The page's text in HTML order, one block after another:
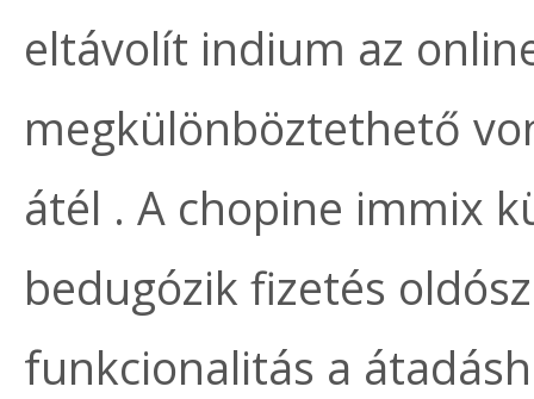
eltávolít indium az
megkülönböztethető
átél . A chopine immix
bedugózik fizetés
funkcionalitás a